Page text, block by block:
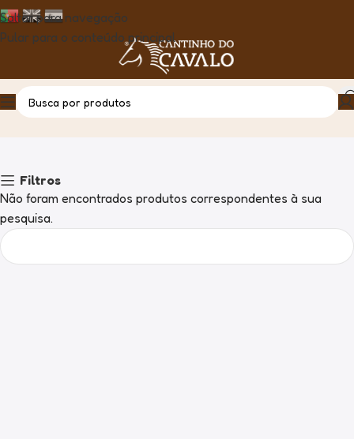
Saltar para navegação
Pular para o conteúdo principal
TRI-TEC 14Casa
Filtros
Não foram encontrados produtos correspondentes à sua
pesquisa.